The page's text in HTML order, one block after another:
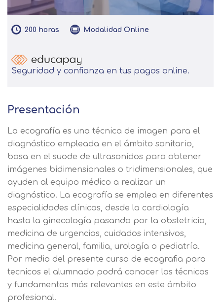
200 horas Modalidad Online
Seguridad y confianza en tus pagos online.
Presentación
La ecografía es una técnica de imagen para el
diagnóstico empleada en el ámbito sanitario,
basa en el suode de ultrasonidos para obtener
imágenes bidimensionales o tridimensionales, que
ayuden al equipo médico a realizar un
diagnóstico. La ecografía se emplea en diferentes
especialidades clínicas, desde la cardiología
hasta la ginecología pasando por la obstetricia,
medicina de urgencias, cuidados intensivos,
medicina general, familia, urología o pediatría.
Por medio del presente curso de ecografia para
tecnicos el alumnado podrá conocer las técnicas
y fundamentos más relevantes en este ámbito
profesional.